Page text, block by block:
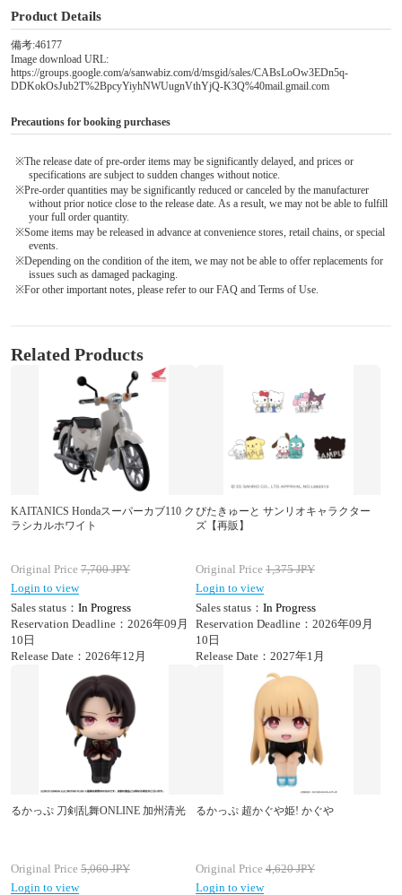
Product Details
備考:46177
Image download URL:
https://groups.google.com/a/sanwabiz.com/d/msgid/sales/CABsLoOw3EDn5q-
DDKokOsJub2T%2BpcyYiyhNWUugnVthYjQ-K3Q%40mail.gmail.com
Precautions for booking purchases
※The release date of pre-order items may be significantly delayed, and prices or
specifications are subject to sudden changes without notice.
※Pre-order quantities may be significantly reduced or canceled by the manufacturer
without prior notice close to the release date. As a result, we may not be able to fulfill
your full order quantity.
※Some items may be released in advance at convenience stores, retail chains, or special
events.
※Depending on the condition of the item, we may not be able to offer replacements for
issues such as damaged packaging.
※For other important notes, please refer to our FAQ and Terms of Use.
Related Products
KAITANICS Hondaスーパーカブ110 ク
ラシカルホワイト
Original Price 7,700JPY
Login to view
Sales status： In Progress
Reservation Deadline：2026年09月
10日
Release Date：2026年12月
ぴたきゅーと サンリオキャラクター
ズ【再販】
Original Price 1,375JPY
Login to view
Sales status： In Progress
Reservation Deadline：2026年09月
10日
Release Date：2027年1月
るかっぷ 刀剣乱舞ONLINE 加州清光
Original Price 5,060JPY
Login to view
るかっぷ 超かぐや姫! かぐや
Original Price 4,620JPY
Login to view